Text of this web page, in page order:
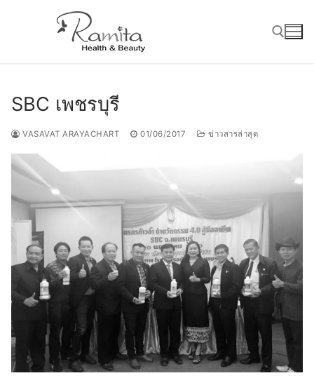
SBC เพชรบุรี
VASAVAT ARAYACHART 01/06/2017 ข่าวสารล่าสุด